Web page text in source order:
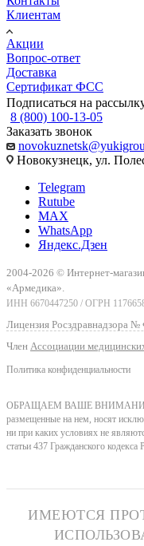
Клиентам
Акции
Вопрос-ответ
Доставка
Сертификат ФСС
Подписаться на
8 (800) 100-13-05
Заказать звонок
Новокузнецк, ул.
Telegram
Rutube
MAX
WhatsApp
Яндекс.Дзен
2004-2026 © Интернет-
«Армедика».
ИНН 6670447250 / ОГРН
Лицензия Росздравнадзора
Член Ассоциации
Политика конфиденциальности
ОБРАЩАЕМ ВАШЕ ВНИМАНИЕ,
размещенные на нем, носят
ни при каких условиях не
статьи 437 Гражданского кодекса
ИМЕЮТСЯ